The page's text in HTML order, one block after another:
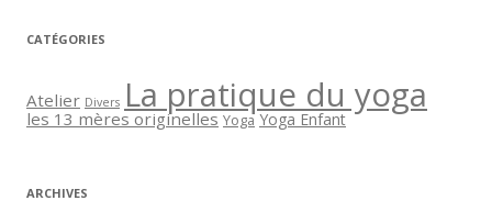
CATÉGORIES
Atelier Divers La pratique du yoga
les 13 mères originelles Yoga Yoga Enfant
ARCHIVES